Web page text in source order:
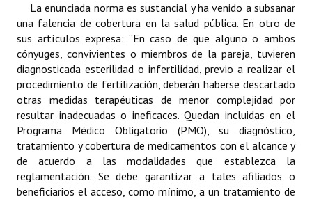
Antiguos Pobladores
Noticias Destacadas
Registros y Distinciones
Datos Históricos
Premio al Mérito - Registro
Audiencias Públicas - Registro
Mujeres que Dejaron Huellas - Registro
La enunciada norma es sustancial y ha venido a subsanar
una falencia de cobertura en la salud pública. En otro de
sus artículos expresa: “En caso de que alguno o ambos
cónyuges, convivientes o miembros de la pareja, tuvieren
diagnosticada esterilidad o infertilidad, previo a realizar el
procedimiento de fertilización, deberán haberse descartado
otras medidas terapéuticas de menor complejidad por
resultar inadecuadas o ineficaces. Quedan incluidas en el
Programa Médico Obligatorio (PMO), su diagnóstico,
tratamiento y cobertura de medicamentos con el alcance y
de acuerdo a las modalidades que establezca la
reglamentación. Se debe garantizar a tales afiliados o
beneficiarios el acceso, como mínimo, a un tratamiento de